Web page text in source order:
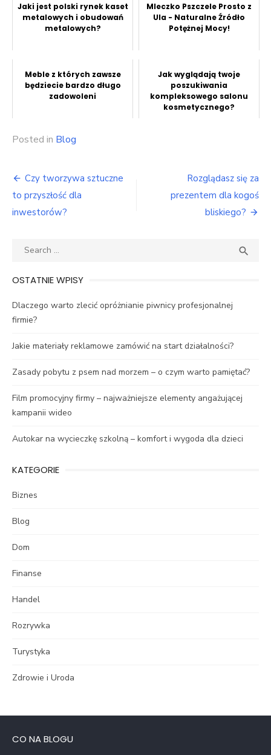
Jaki jest polski rynek kaset
metalowych i obudowań
metalowych?
Mleczko Pszczele Prosto z
Ula - Naturalne Źródło
Potężnej Mocy!
Meble z których zawsze
będziecie bardzo długo
zadowoleni
Jak wyglądają twoje
poszukiwania
kompleksowego salonu
kosmetycznego?
Posted in Blog
Nawigacja
wpisu
Czy tworzywa sztuczne
to przyszłość dla
inwestorów?
Rozglądasz się za
prezentem dla kogoś
bliskiego?
Search

OSTATNIE WPISY
Dlaczego warto zlecić opróżnianie piwnicy profesjonalnej
firmie?
Jakie materiały reklamowe zamówić na start działalności?
Zasady pobytu z psem nad morzem – o czym warto pamiętać?
Film promocyjny firmy – najważniejsze elementy angażującej
kampanii wideo
Autokar na wycieczkę szkolną – komfort i wygoda dla dzieci
KATEGORIE
Biznes
Blog
Dom
Finanse
Handel
Rozrywka
Turystyka
Zdrowie i Uroda
CO NA BLOGU